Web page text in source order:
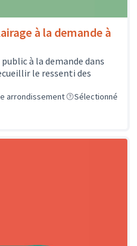
à la demande à
à la demande dans
le ressenti des
arrondissement Sélectionné